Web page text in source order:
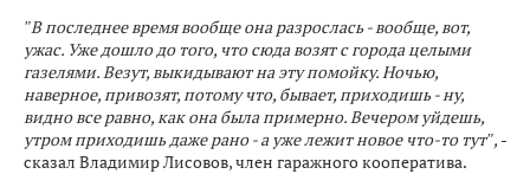
″В последнее время вообще она разрослась - вообще, вот,
ужас. Уже дошло до того, что сюда возят с города целыми
газелями. Везут, выкидывают на эту помойку. Ночью,
наверное, привозят, потому что, бывает, приходишь - ну,
видно все равно, как она была примерно. Вечером уйдешь,
утром приходишь даже рано - а уже лежит новое что-то тут″, -
сказал Владимир Лисовов, член гаражного кооператива.